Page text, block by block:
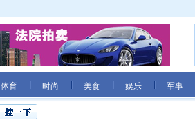
体育 时尚 美食 娱乐 军事